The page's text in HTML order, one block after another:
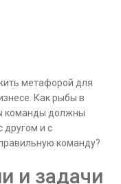
метафорой для
Как рыбы в
команды должны
другом и с
команду?
и задачи